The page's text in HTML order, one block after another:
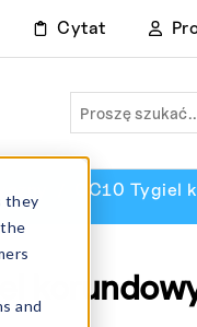
they
and
Cytat
CC10 Tygiel